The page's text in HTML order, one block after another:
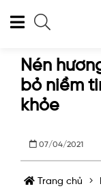
Nén
bỏ niềm
khỏe
07/04/2021
Trang chủ